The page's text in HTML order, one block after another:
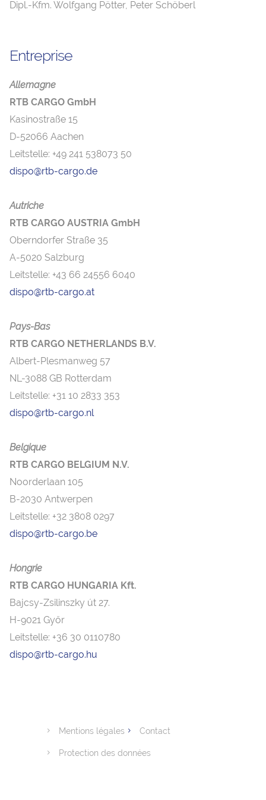
Dipl.-Kfm. Wolfgang Pötter, Peter Schöberl
Entreprise
Allemagne
RTB CARGO GmbH
Kasinostraße 15
D-52066 Aachen
Leitstelle: +49 241 538073 50
dispo@rtb-cargo.de
Autriche
RTB CARGO AUSTRIA GmbH
Oberndorfer Straße 35
A-5020 Salzburg
Leitstelle: +43 66 24556 6040
dispo@rtb-cargo.at
Pays-Bas
RTB CARGO NETHERLANDS B.V.
Albert-Plesmanweg 57
NL-3088 GB Rotterdam
Leitstelle: +31 10 2833 353
dispo@rtb-cargo.nl
Belgique
RTB CARGO BELGIUM N.V.
Noorderlaan 105
B-2030 Antwerpen
Leitstelle: +32 3808 0297
dispo@rtb-cargo.be
Hongrie
RTB CARGO HUNGARIA Kft.
Bajcsy-Zsilinszky út 27.
H-9021 Győr
Leitstelle: +36 30 0110780
dispo@rtb-cargo.hu
Mentions légales Contact
Protection des données